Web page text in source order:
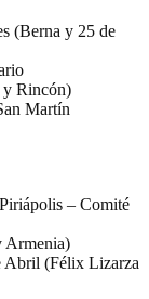
(Berna y 25 de
y Rincón)
Martín
– Comité
Armenia)
Abril (Félix Lizarza